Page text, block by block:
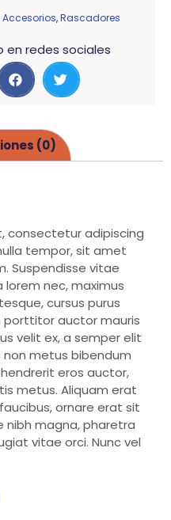
Accesorios,Rascadores
redes sociales
(0)
consectetur adipiscing
tempor, sit amet
Suspendisse vitae
lorem nec, maximus
cursus purus
porttitor auctor mauris
velit ex, a semper elit
metus bibendum
eros auctor,
metus. Aliquam erat
ornare erat sit
nibh magna, pharetra
vitae orci. Nunc vel